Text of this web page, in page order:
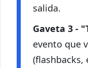
salida.
Gaveta 3 -
evento que
(flashbacks,